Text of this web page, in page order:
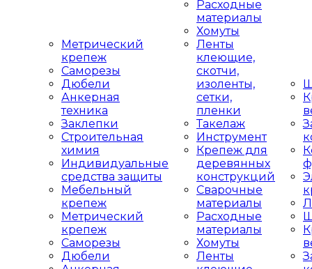
Метрический
крепеж
Саморезы
Дюбели
Анкерная
техника
Заклепки
Строительная
химия
Индивидуальные
средства защиты
Мебельный
крепеж
Метрический
крепеж
Саморезы
Дюбели
Расходные
материалы
Хомуты
Ленты
клеющие,
скотчи,
изоленты,
сетки,
пленки
Такелаж
Инструмент
Крепеж для
деревянных
конструкций
Сварочные
материалы
Расходные
материалы
Хомуты
Ленты